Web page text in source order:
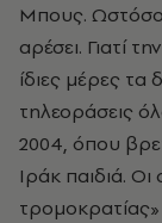
Mπους.
αρέσει. Γιατί
ίδιες μέρες τα
τηλεοράσεις
2004, όπου
Iράκ παιδιά.
τρομοκρατίας»